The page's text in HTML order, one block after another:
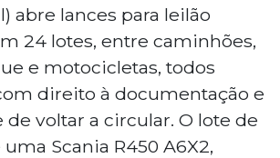
abre lances para leilão
24 lotes, entre caminhões,
e motocicletas, todos
direito à documentação e
voltar a circular. O lote de
Scania R450 A6X2,